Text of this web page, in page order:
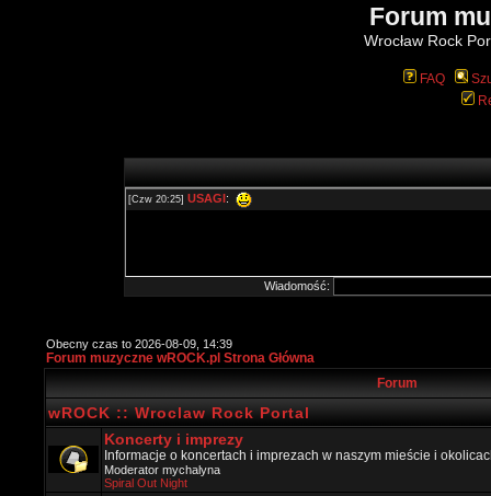
Forum
Wrocław Rock
FAQ
Wiadomość:
Obecny czas to 2026-08-09, 14:39
Forum muzyczne wROCK.pl Strona Główna
Forum
wROCK :: Wroclaw Rock Portal
Koncerty i imprezy
Informacje o koncertach i imprezach w naszym mieście i
Moderator mychalyna
Spiral Out Night